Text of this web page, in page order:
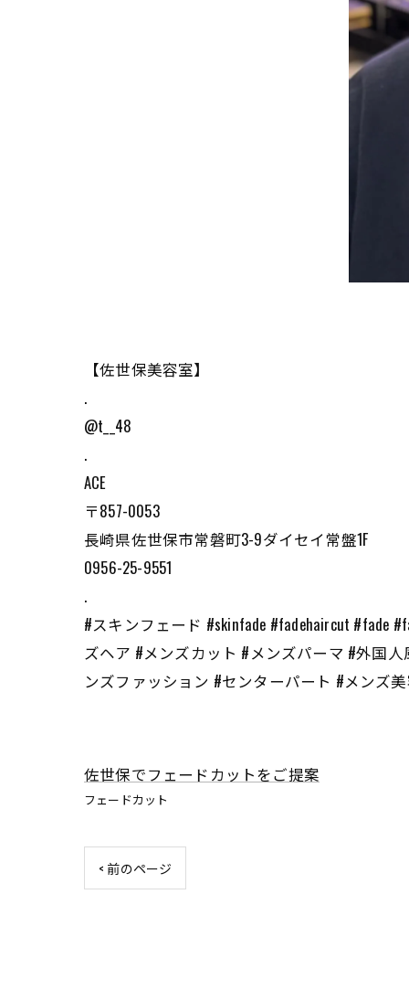
【佐世保美容室】
.
@t__48
.
ACE
〒857-0053
長崎県佐世保市常磐町3-9ダイセイ常盤1F
0956-25-9551
.
#スキンフェード #skinfade #fadehaircut #fade
ズヘア #メンズカット #メンズパーマ #外国
ンズファッション #センターパート #メンズ
佐世保でフェードカットをご提案
フェードカット
< 前のページ